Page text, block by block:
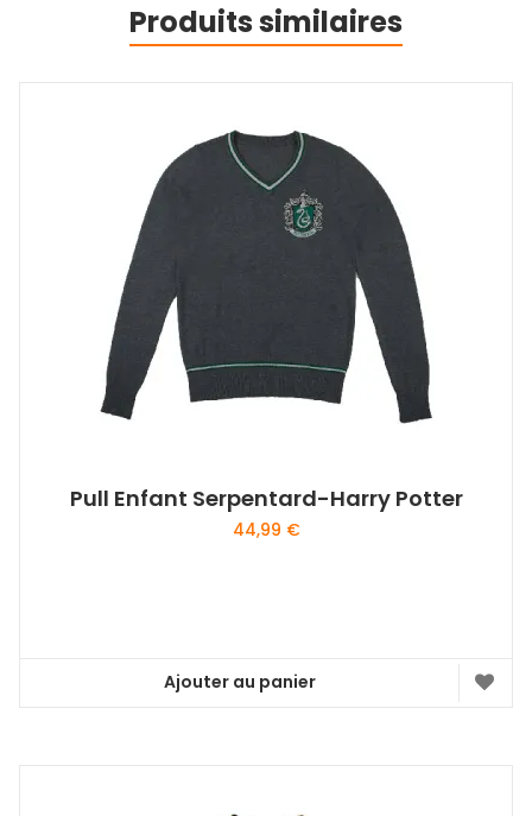
Produits similaires
Pull Enfant Serpentard-Harry Potter
44,99 €
Ajouter au panier